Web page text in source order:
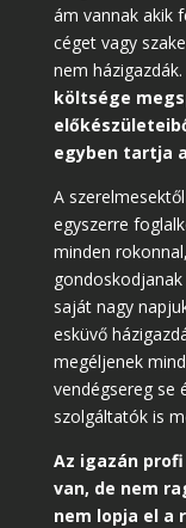
ám vannak akik
céget vagy
nem házigazdák.
költsége
egyben tartja
A
egyszerre
minden
saját nagy
esküvő
megéljenek
vendégsereg se
szolgáltatók is
Az igazán profi
van, de nem
nem lopja el a